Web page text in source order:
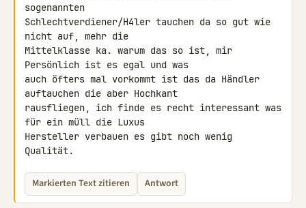
sogenannten
Schlechtverdiener/H4ler tauchen da so gut wie
nicht auf, mehr die
Mittelklasse ka. warum das so ist, mir
Persönlich ist es egal und was
auch öfters mal vorkommt ist das da Händler
auftauchen die aber Hochkant
rausfliegen, ich finde es recht interessant was
für ein müll die Luxus
Hersteller verbauen es gibt noch wenig
Qualität.
Markierten Text zitieren Antwort